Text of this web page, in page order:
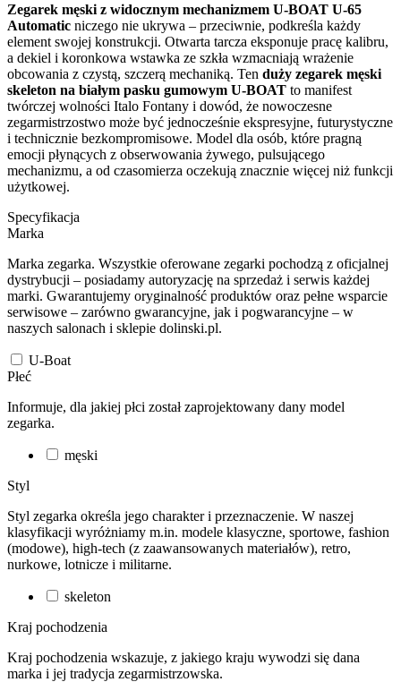
Zegarek męski z widocznym mechanizmem U-BOAT U-65
Automatic niczego nie ukrywa – przeciwnie, podkreśla każdy
element swojej konstrukcji. Otwarta tarcza eksponuje pracę kalibru,
a dekiel i koronkowa wstawka ze szkła wzmacniają wrażenie
obcowania z czystą, szczerą mechaniką. Ten duży zegarek męski
skeleton na białym pasku gumowym U-BOAT to manifest
twórczej wolności Italo Fontany i dowód, że nowoczesne
zegarmistrzostwo może być jednocześnie ekspresyjne, futurystyczne
i technicznie bezkompromisowe. Model dla osób, które pragną
emocji płynących z obserwowania żywego, pulsującego
mechanizmu, a od czasomierza oczekują znacznie więcej niż funkcji
użytkowej.
Specyfikacja
Marka
Marka zegarka. Wszystkie oferowane zegarki pochodzą z oficjalnej
dystrybucji – posiadamy autoryzację na sprzedaż i serwis każdej
marki. Gwarantujemy oryginalność produktów oraz pełne wsparcie
serwisowe – zarówno gwarancyjne, jak i pogwarancyjne – w
naszych salonach i sklepie dolinski.pl.
U-Boat
Płeć
Informuje, dla jakiej płci został zaprojektowany dany model
zegarka.
męski
Styl
Styl zegarka określa jego charakter i przeznaczenie. W naszej
klasyfikacji wyróżniamy m.in. modele klasyczne, sportowe, fashion
(modowe), high-tech (z zaawansowanych materiałów), retro,
nurkowe, lotnicze i militarne.
skeleton
Kraj pochodzenia
Kraj pochodzenia wskazuje, z jakiego kraju wywodzi się dana
marka i jej tradycja zegarmistrzowska.